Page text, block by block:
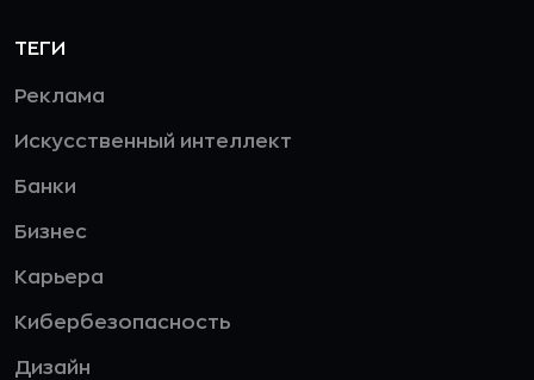
ТЕГИ
Реклама
Искусственный интеллект
Банки
Бизнес
Карьера
Кибербезопасность
Дизайн